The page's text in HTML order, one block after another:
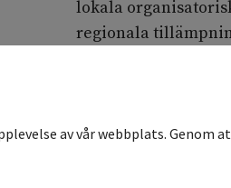
lokala
regionala
Målnivåer för
kapitel 21
start av
och beskrivet i det
definieras och
av vår webbplats. Genom